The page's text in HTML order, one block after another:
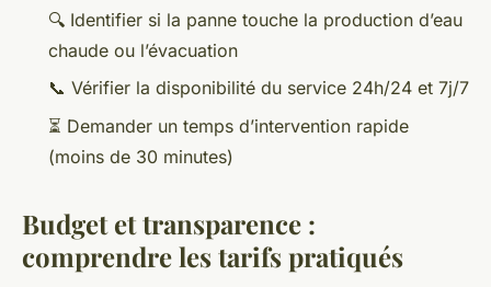
🔍 Identifier si la panne touche la production d’eau
chaude ou l’évacuation
📞 Vérifier la disponibilité du service 24h/24 et 7j/7
⏳ Demander un temps d’intervention rapide
(moins de 30 minutes)
Budget et transparence :
comprendre les tarifs pratiqués